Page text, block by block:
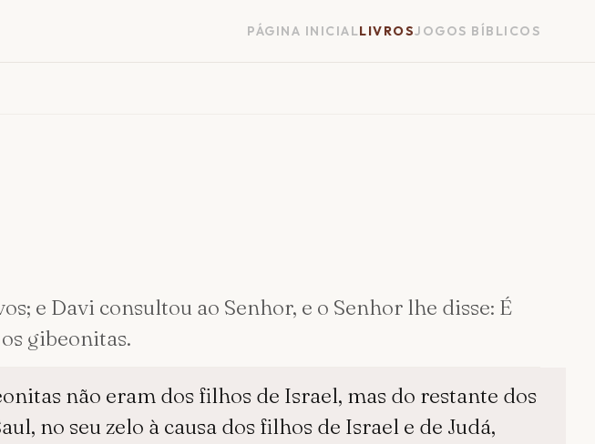
PÁGINA INICIALLIVROSJOGOS BÍBLICOS
e Davi consultou ao Senhor, e o Senhor lhe disse: É
gibeonitas.
não eram dos filhos de Israel, mas do restante dos
no seu zelo à causa dos filhos de Israel e de Judá,